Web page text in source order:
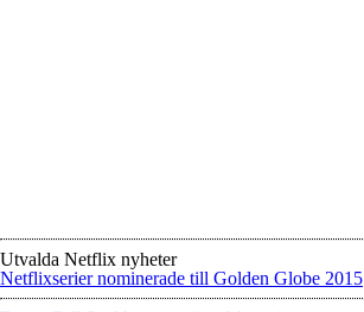
Utvalda Netflix nyheter
Netflixserier nominerade till Golden Globe 2015